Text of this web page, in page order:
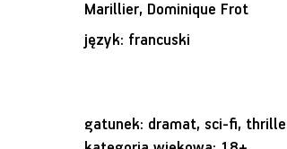
Marillier, Dominique Frot
język: francuski
gatunek: dramat, sci-fi,